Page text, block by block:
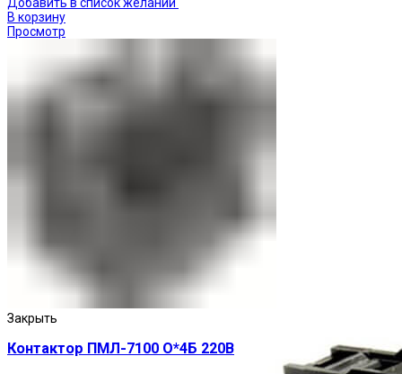
В корзину
Просмотр
Закрыть
Контактор ПМЛ-7100 О*4Б 220В